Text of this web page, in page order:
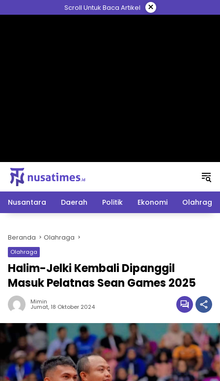
ke
Scroll Untuk Baca Artikel ×
Nusantara Daerah Politik Ekonomi Olahraga
Beranda Olahraga
Olahraga
Halim-Jelki Kembali Dipanggil
Masuk Pelatnas Sean Games 2025
Mimin
Jumat, 18 Oktober 2024